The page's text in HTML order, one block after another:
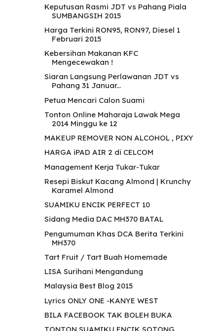
Keputusan Rasmi JDT vs Pahang Piala
SUMBANGSIH 2015
Harga Terkini RON95, RON97, Diesel 1
Februari 2015
Kebersihan Makanan KFC
Mengecewakan !
Siaran Langsung Perlawanan JDT vs
Pahang 31 Januar...
Petua Mencari Calon Suami
Tonton Online Maharaja Lawak Mega
2014 Minggu ke 12
MAKEUP REMOVER NON ALCOHOL , PIXY
HARGA iPAD AIR 2 di CELCOM
Management Kerja Tukar-Tukar
Resepi Biskut Kacang Almond | Krunchy
Karamel Almond
SUAMIKU ENCIK PERFECT 10
Sidang Media DAC MH370 BATAL
Pengumuman Khas DCA Berita Terkini
MH370
Tart Fruit / Tart Buah Homemade
LISA Surihani Mengandung
Malaysia Best Blog 2015
Lyrics ONLY ONE -KANYE WEST
BILA FACEBOOK TAK BOLEH BUKA